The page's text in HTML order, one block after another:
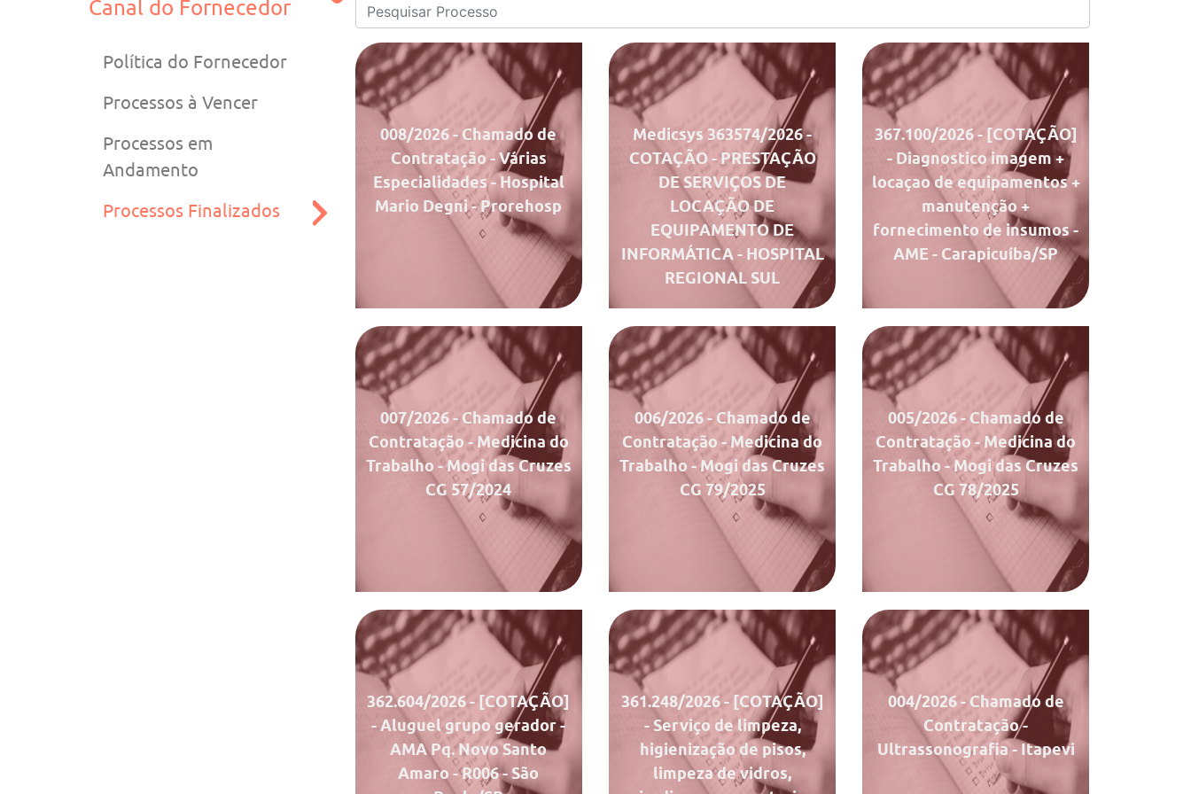
Canal do Fornecedor
Política do Fornecedor
Processos à Vencer
Processos em
Andamento
Processos Finalizados
008/2026- Chamado de
Contratação - Várias
Especialidades - Hospital
Mario Degni - Prorehosp
Documentos
Chamado
Ata de Julgamento
Medicsys 363574/2026-
COTAÇÃO - PRESTAÇÃO
DE SERVIÇOS DE
LOCAÇÃO DE
EQUIPAMENTO DE
INFORMÁTICA - HOSPITAL
REGIONAL SUL
Documentos
Chamado
Ata de Julgamento
367.100/2026- [COTAÇÃO]
- Diagnostico imagem +
locaçao de equipamentos +
manutenção +
fornecimento de insumos -
AME - Carapicuíba/SP
Documentos
Chamado
Ata de Julgamento
007/2026- Chamado de
Contratação - Medicina do
Trabalho - Mogi das Cruzes
CG 57/2024
Documentos
Chamado
Ata de Julgamento
006/2026- Chamado de
Contratação - Medicina do
Trabalho - Mogi das Cruzes
CG 79/2025
Documentos
Chamado
Ata de Julgamento
005/2026- Chamado de
Contratação - Medicina do
Trabalho - Mogi das Cruzes
CG 78/2025
Documentos
Chamado
Ata de Julgamento
362.604/2026- [COTAÇÃO]
- Aluguel grupo gerador -
AMA Pq. Novo Santo
Amaro - R006 - São
Documentos
Chamado
Ata de Julgamento
361.248/2026- [COTAÇÃO]
- Serviço de limpeza,
higienização de pisos,
limpeza de vidros,
Documentos
Chamado
004/2026- Chamado de
Contratação -
Ultrassonografia - Itapevi
Documentos
Chamado
Ata de Julgamento